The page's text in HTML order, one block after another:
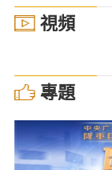
視頻
專題